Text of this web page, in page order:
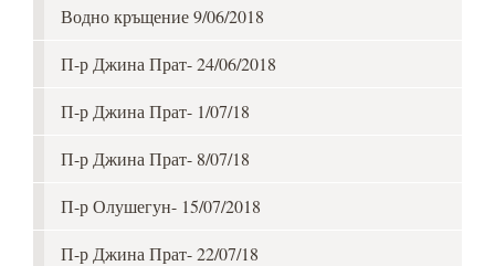
Водно кръщение 9/06/2018
П-р Джина Прат- 24/06/2018
П-р Джина Прат- 1/07/18
П-р Джина Прат- 8/07/18
П-р Олушегун- 15/07/2018
П-р Джина Прат- 22/07/18